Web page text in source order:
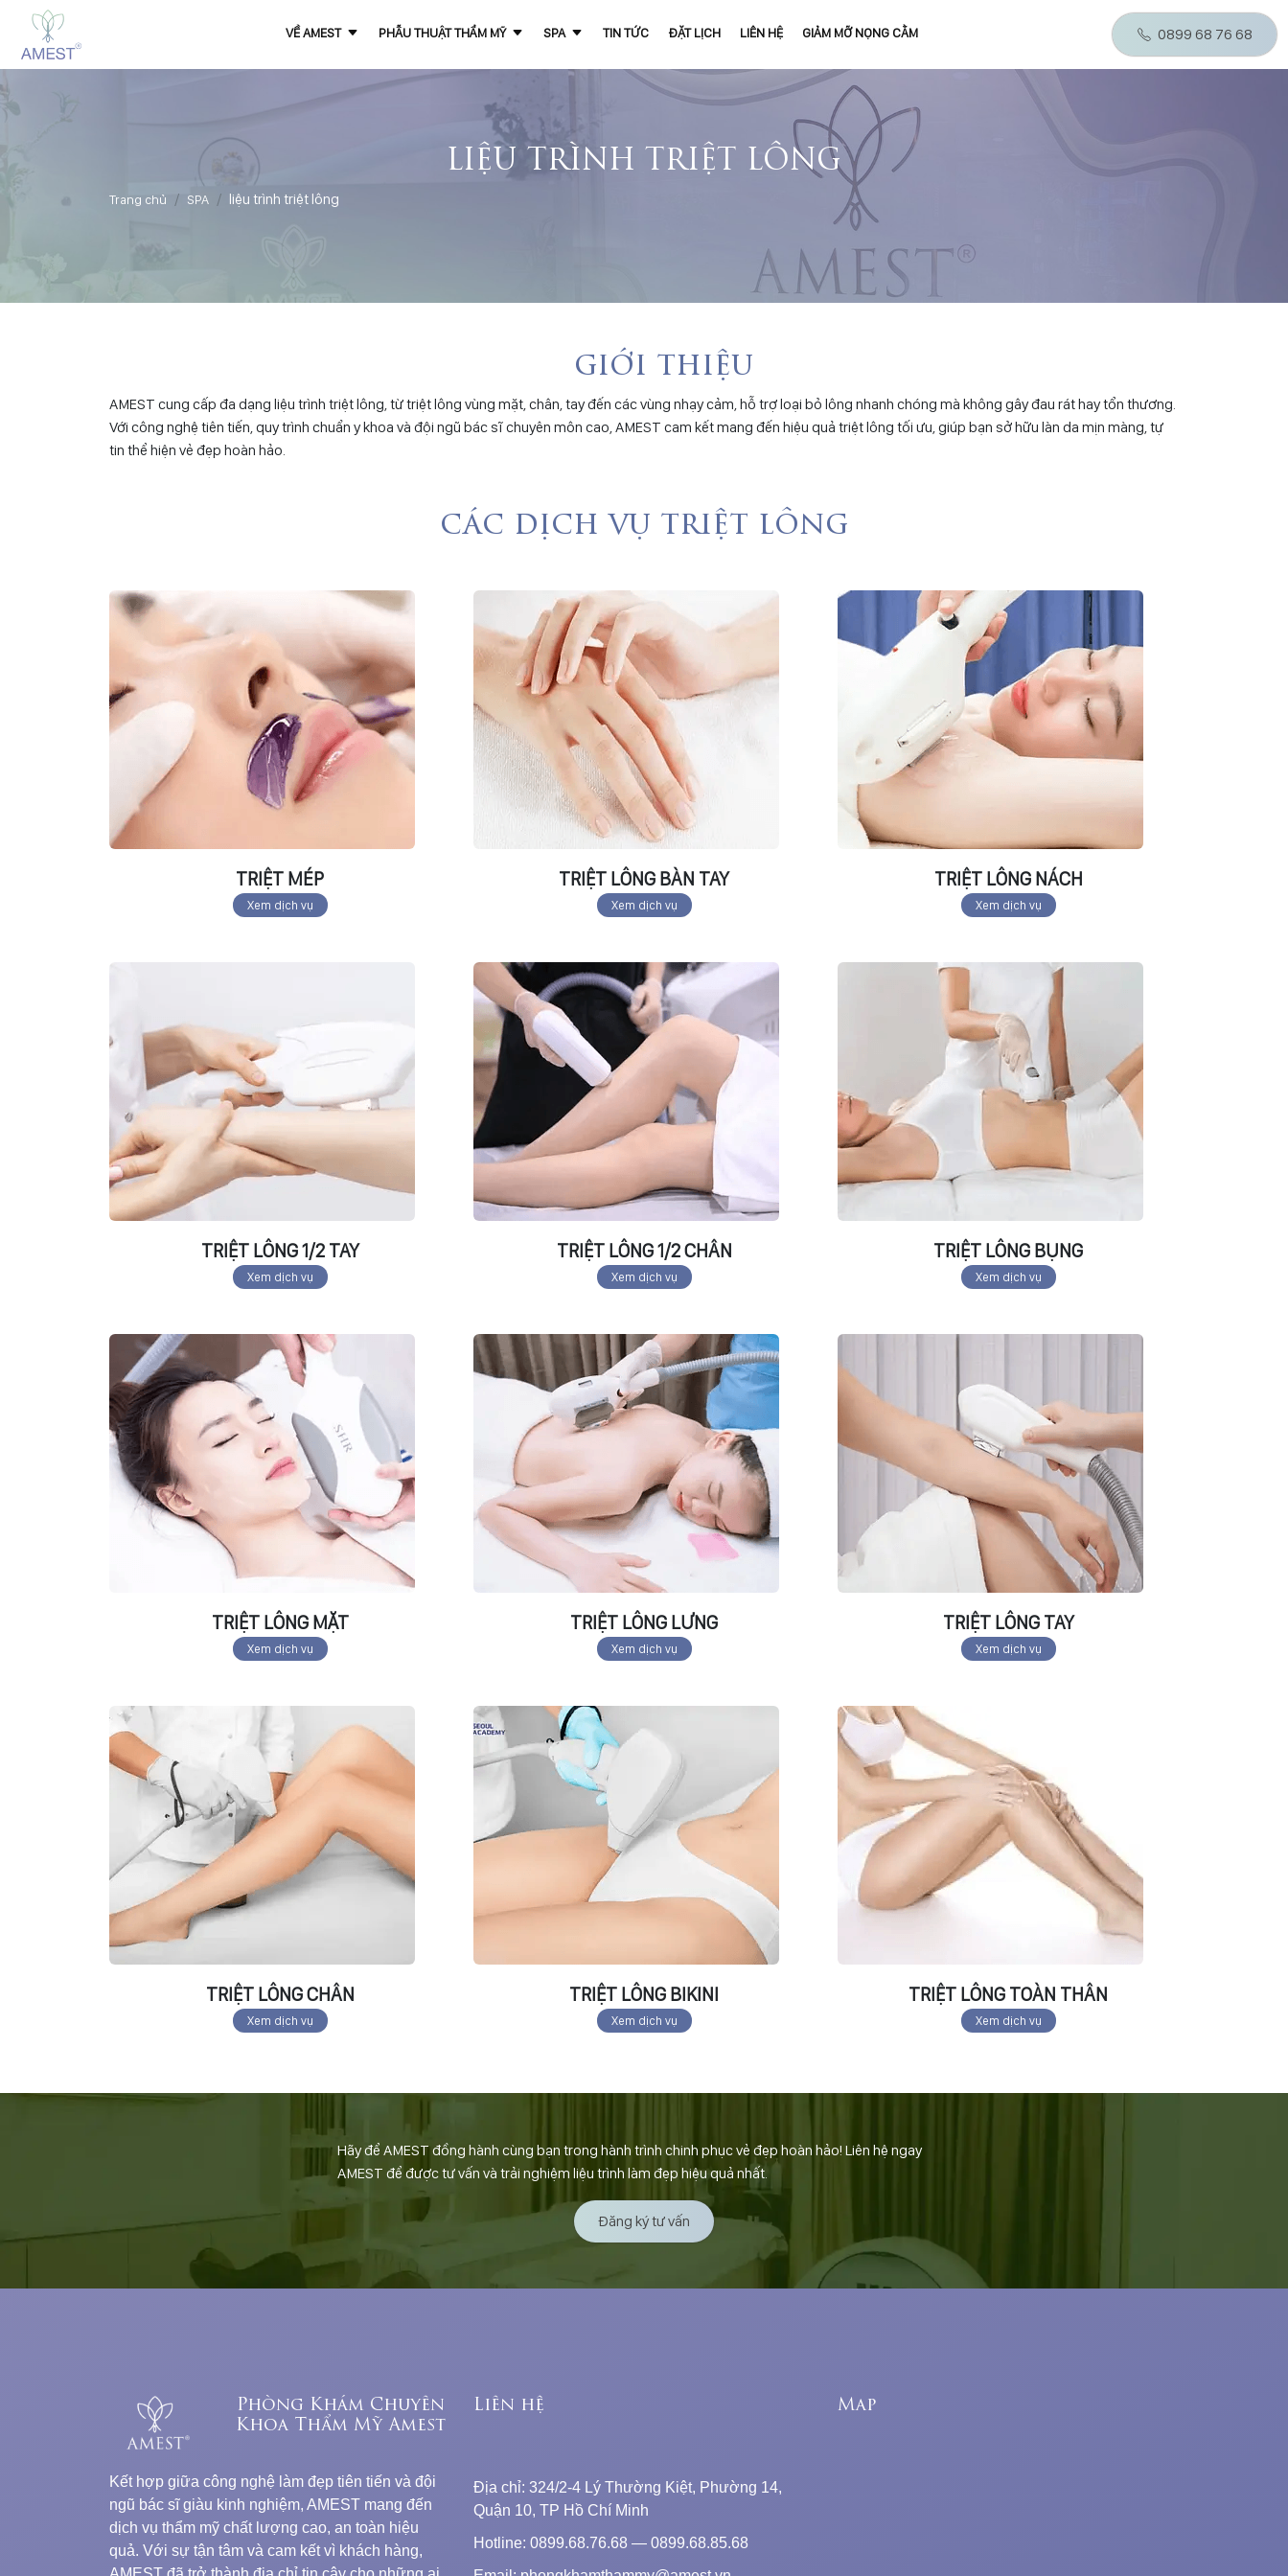
VỀ AMEST PHẪU THUẬT THẨM MỸ SPA TIN TỨC ĐẶT LỊCH LIÊN HỆ GIẢM MỠ NỌNG CẰM 0899 68 76 68
LIỆU TRÌNH TRIỆT LÔNG
Trang chủ SPA liệu trình triệt lông
giới thiệu
AMEST cung cấp đa dạng liệu trình triệt lông, từ triệt lông vùng mặt, chân, tay đến các vùng nhạy cảm, hỗ trợ loại bỏ lông nhanh chóng mà không gây đau rát hay tổn thương.
Với công nghệ tiên tiến, quy trình chuẩn y khoa và đội ngũ bác sĩ chuyên môn cao, AMEST cam kết mang đến hiệu quả triệt lông tối ưu, giúp bạn sở hữu làn da mịn màng, tự
tin thể hiện vẻ đẹp hoàn hảo.
các dịch vụ triệt lông
TRIỆT MÉP
Xem dịch vụ
TRIỆT LÔNG BÀN TAY
Xem dịch vụ
TRIỆT LÔNG NÁCH
Xem dịch vụ
TRIỆT LÔNG 1/2 TAY
Xem dịch vụ
TRIỆT LÔNG 1/2 CHÂN
Xem dịch vụ
TRIỆT LÔNG BỤNG
Xem dịch vụ
TRIỆT LÔNG MẶT
Xem dịch vụ
TRIỆT LÔNG LƯNG
Xem dịch vụ
TRIỆT LÔNG TAY
Xem dịch vụ
TRIỆT LÔNG CHÂN
Xem dịch vụ
TRIỆT LÔNG BIKINI
Xem dịch vụ
TRIỆT LÔNG TOÀN THÂN
Xem dịch vụ
Hãy để AMEST đồng hành cùng bạn trong hành trình chinh phục vẻ đẹp hoàn hảo! Liên hệ ngay
AMEST để được tư vấn và trải nghiệm liệu trình làm đẹp hiệu quả nhất.
Đăng ký tư vấn
Phòng Khám Chuyên
Khoa Thẩm Mỹ Amest
Kết hợp giữa công nghệ làm đẹp tiên tiến và đội
ngũ bác sĩ giàu kinh nghiệm, AMEST mang đến
dịch vụ thẩm mỹ chất lượng cao, an toàn hiệu
quả. Với sự tận tâm và cam kết vì khách hàng,
Liên hệ
Địa chỉ: 324/2-4 Lý Thường Kiệt, Phường 14,
Quận 10, TP Hồ Chí Minh
Hotline: 0899.68.76.68 — 0899.68.85.68
Map